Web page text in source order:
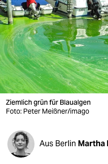
berlin
nord
wahrheit
verlag
verlag
shop
fragen & hilfe
Ziemlich grün für Blaualgen
Foto: Peter Meißner/imago
Aus Berlin Martha